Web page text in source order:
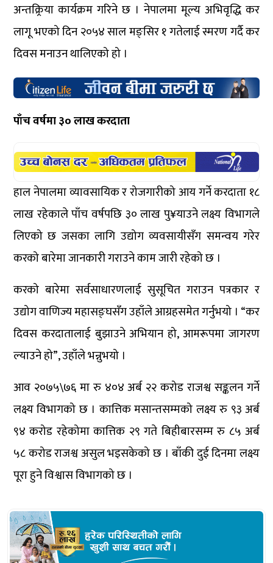
अन्तक्र्रिया कार्यक्रम गरिने छ । नेपालमा मूल्य अभिवृद्धि कर
लागू भएको दिन २०५४ साल मङ्सिर १ गतेलाई स्मरण गर्दै कर
दिवस मनाउन थालिएको हो ।
पाँच वर्षमा ३० लाख करदाता
हाल नेपालमा व्यावसायिक र रोजगारीको आय गर्ने करदाता १८
लाख रहेकाले पाँच वर्षपछि ३० लाख पु¥याउने लक्ष्य विभागले
लिएको छ जसका लागि उद्योग व्यवसायीसँग समन्वय गरेर
करको बारेमा जानकारी गराउने काम जारी रहेको छ ।
करको बारेमा सर्वसाधारणलाई सुसूचित गराउन पत्रकार र
उद्योग वाणिज्य महासङ्घसँग उहाँले आग्रहसमेत गर्नुभयो । “कर
दिवस करदातालाई बुझाउने अभियान हो, आमरूपमा जागरण
ल्याउने हो”, उहाँले भन्नुभयो ।
आव २०७५\७६ मा रु ४०४ अर्ब २२ करोड राजश्व सङ्कलन गर्ने
लक्ष्य विभागको छ । कात्तिक मसान्तसम्मको लक्ष्य रु ९३ अर्ब
९४ करोड रहेकोमा कात्तिक २९ गते बिहीबारसम्म रु ८५ अर्ब
५८ करोड राजश्व असुल भइसकेको छ । बाँकी दुई दिनमा लक्ष्य
पूरा हुने विश्वास विभागको छ ।